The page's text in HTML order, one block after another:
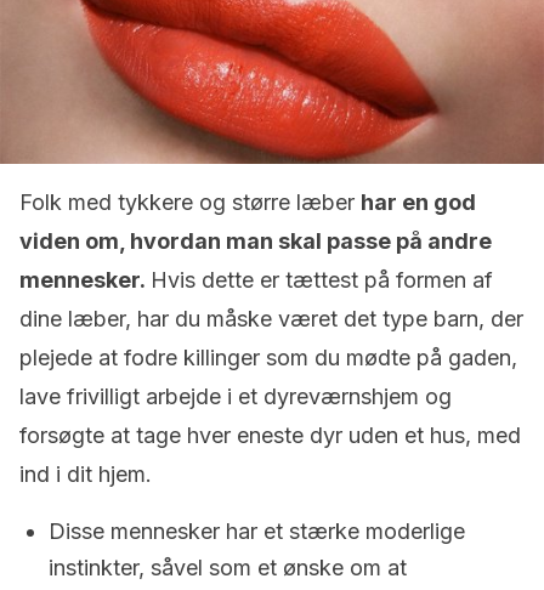
Folk med tykkere og større læber har en god
viden om, hvordan man skal passe på andre
mennesker. Hvis dette er tættest på formen af
dine læber, har du måske været det type barn, der
plejede at fodre killinger som du mødte på gaden,
lave frivilligt arbejde i et dyreværnshjem og
forsøgte at tage hver eneste dyr uden et hus, med
ind i dit hjem.
Disse mennesker har et stærke moderlige
instinkter, såvel som et ønske om at